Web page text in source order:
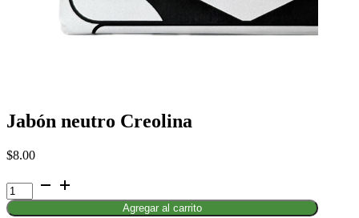
Jabón neutro Creolina
$8.00
Jabón
neutro
Creolina
Agregar al carrito